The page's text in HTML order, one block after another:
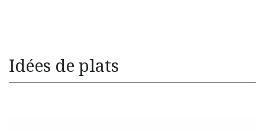
Idées de plats